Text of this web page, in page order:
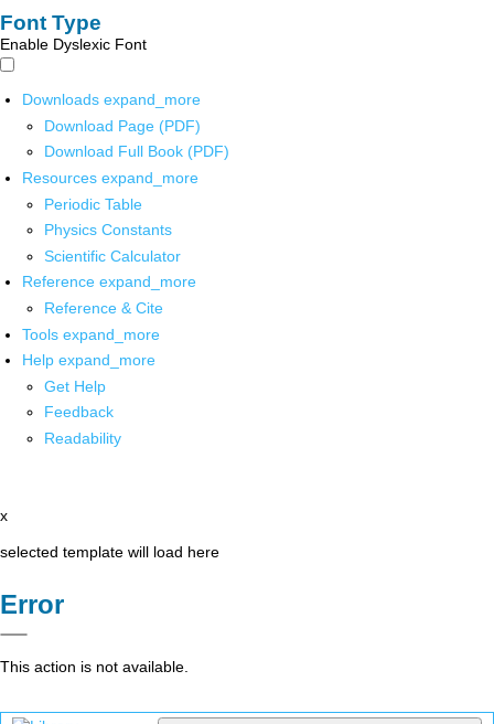
Font Type
Enable Dyslexic Font
Downloads expand_more
Download Page (PDF)
Download Full Book (PDF)
Resources expand_more
Periodic Table
Physics Constants
Scientific Calculator
Reference expand_more
Reference & Cite
Tools expand_more
Help expand_more
Get Help
Feedback
Readability
x
selected template will load here
Error
This action is not available.